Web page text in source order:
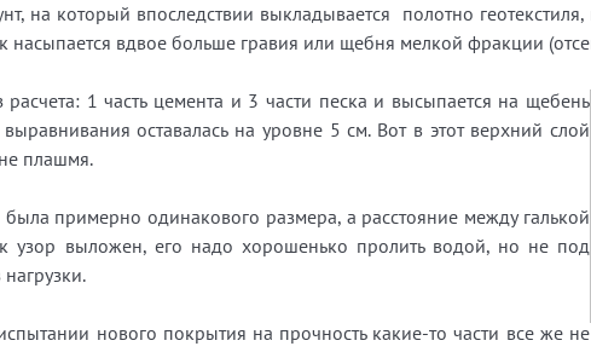
на который впоследствии выкладывается полотно
вдвое больше гравия или щебня мелкой фракции
расчета: 1 часть цемента и 3 части песка и высыпается на щебень
оставалась на уровне 5 см. Вот в этот верхний слой
плашмя.
примерно одинакового размера, а расстояние между галькой
узор выложен, его надо хорошенько пролить водой, но не под
нового покрытия на прочность какие-то части все же не